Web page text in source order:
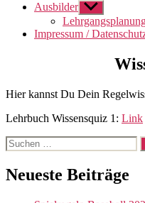
Ausbilder Untermenü
anzeigen
Impressum /
Hier kannst Du Dein
Lehrbuch Wissensquiz 1: Link
Suchen
nach:
Neueste Beiträge